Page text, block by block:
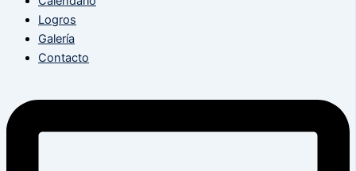
Logros
Galería
Contacto